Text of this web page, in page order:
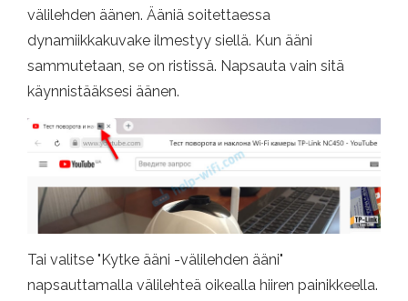
välilehden äänen. Ääniä soitettaessa
dynamiikkakuvake ilmestyy siellä. Kun ääni
sammutetaan, se on ristissä. Napsauta vain sitä
käynnistääksesi äänen.
Tai valitse "Kytke ääni -välilehden ääni"
napsauttamalla välilehteä oikealla hiiren painikkeella.